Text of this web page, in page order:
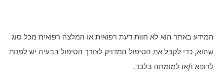
המידע באתר הוא לא חוות דעת רפואית או המלצה רפואית מכל סוג
שהוא, כדי לקבל את הטיפול המדויק לצורך הטיפול בבעיה יש לפנות
לרופא ו/או למומחה בלבד.